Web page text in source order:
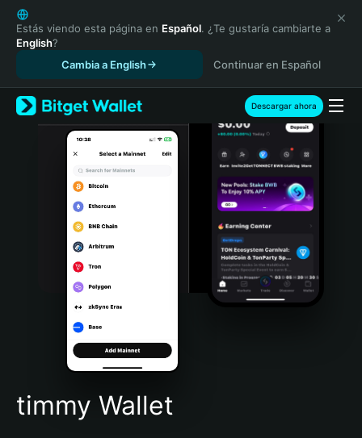
English
日本語
Tiếng Việt
Español (Latinoamérica)
Türkçe
Italiano
Português (Portugal)
Bahasa Indonesia
Português (Brasil)
Español (Argentina)
Estás viendo esta página en Español. ¿Te gustaría cambiarte a
English?
Cambia a English
Continuar en Español
Descargar ahora
timmy Wallet